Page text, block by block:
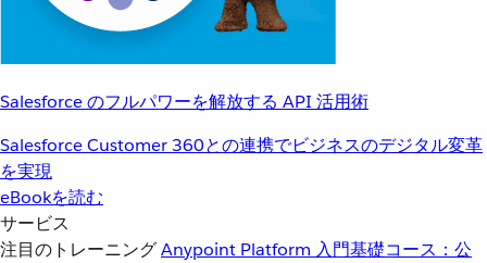
Salesforce のフルパワーを解放する API 活用術
Salesforce Customer 360との連携でビジネスのデジタル変革
を実現
eBookを読む
サービス
注目のトレーニングAnypoint Platform 入門基礎コース：公